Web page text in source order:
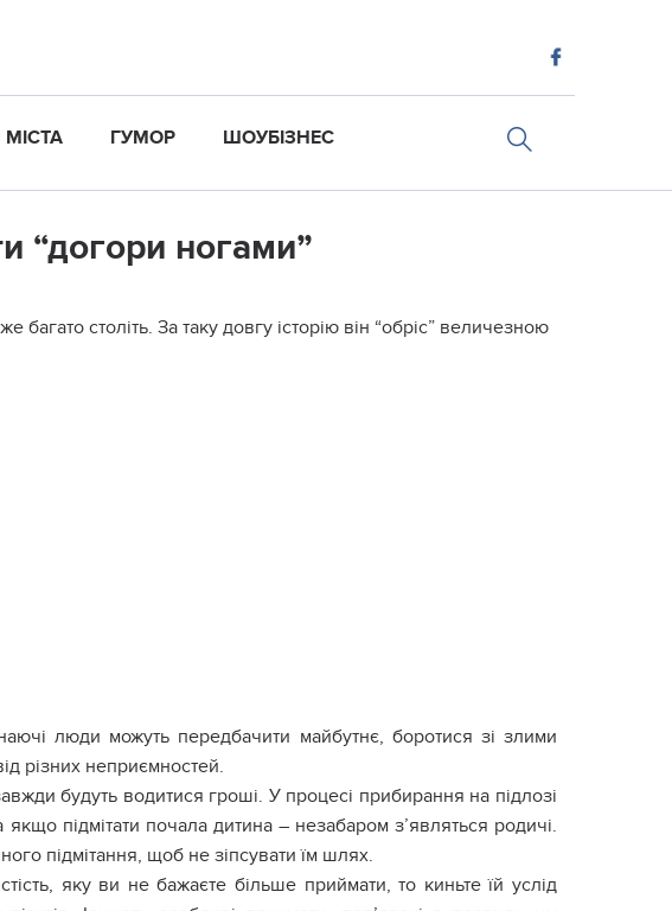
МІСТА ГУМОР ШОУБІЗНЕС
“догори ногами”
століть. За таку довгу історію він “обріс” величезною
люди можуть передбачити майбутнє, боротися зі злими
різних неприємностей.
будуть водитися гроші. У процесі прибирання на підлозі
підмітати почала дитина – незабаром з’являться родичі.
підмітання, щоб не зіпсувати їм шлях.
яку ви не бажаєте більше приймати, то киньте їй услід